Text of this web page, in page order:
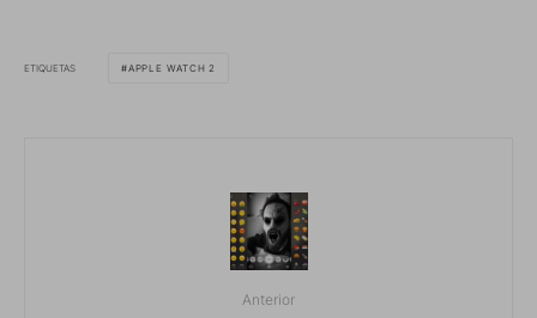
ETIQUETAS APPLE WATCH 2
Anterior